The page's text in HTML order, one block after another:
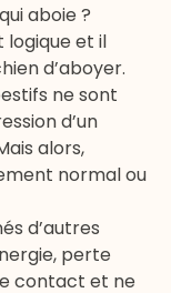
aboie ?
logique et il
d’aboyer.
ne sont
d’un
alors,
normal ou
d’autres
perte
contact et ne